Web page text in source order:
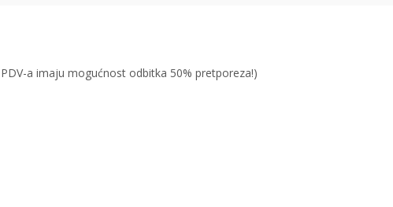
a imaju mogućnost odbitka 50% pretporeza!)